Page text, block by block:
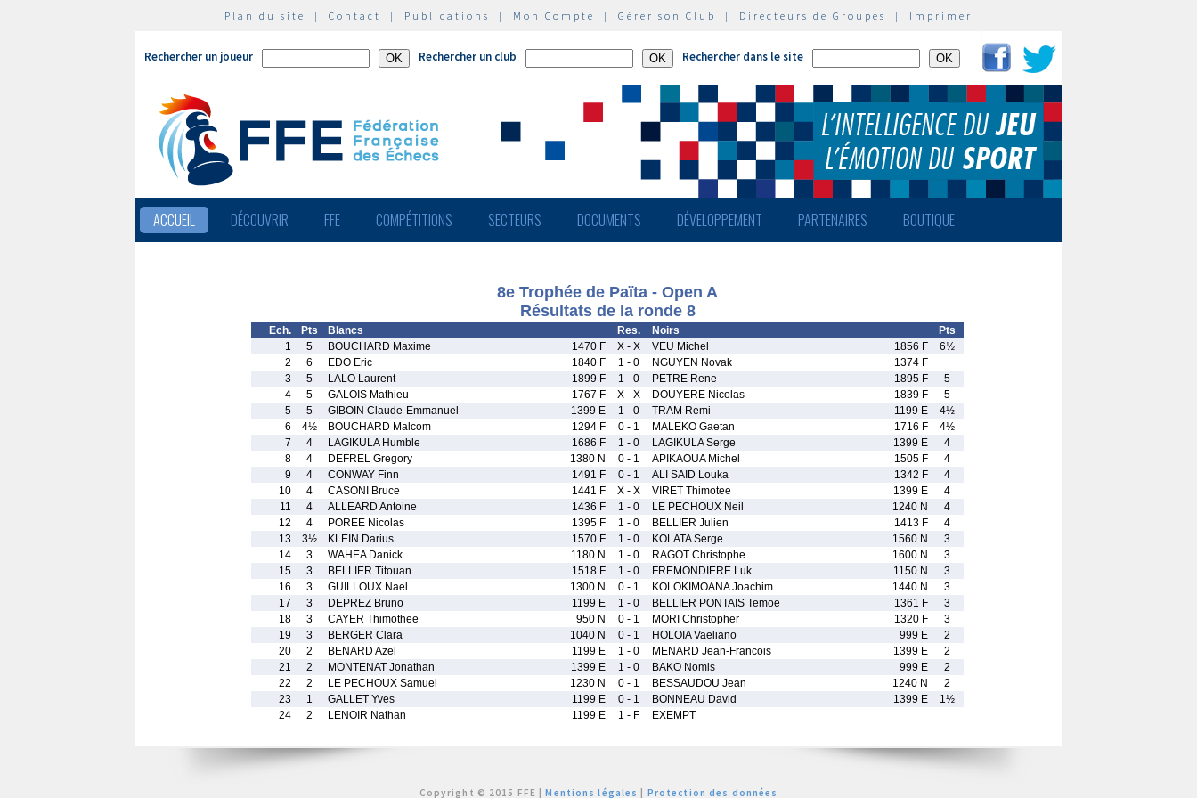
Plan du site | Contact | Publications | Mon Compte | Gérer son Club | Directeurs de Groupes | Imprimer
Rechercher un joueur Rechercher un club Rechercher dans le site
ACCUEIL DÉCOUVRIR FFE COMPÉTITIONS SECTEURS DOCUMENTS DÉVELOPPEMENT PARTENAIRES BOUTIQUE
8e Trophée de Païta - Open A
Résultats de la ronde 8
Ech. Pts Blancs Res. Noirs
Pts
1
5 BOUCHARD Maxime 1470 F X - X VEU Michel 1856 F
6½
2
6 EDO Eric 1840 F 1 - 0 NGUYEN Novak
1374 F
3
5 LALO Laurent 1899 F 1 - 0 PETRE Rene 1895 F
5
4
5 GALOIS Mathieu 1767 F X - X DOUYERE Nicolas 1839 F
5
5
5 GIBOIN Claude-Emmanuel 1399 E 1 - 0 TRAM Remi 1199 E
4½
6
4½ BOUCHARD Malcom 1294 F 0 - 1 MALEKO Gaetan 1716 F
4½
7
4 LAGIKULA Humble 1686 F 1 - 0 LAGIKULA Serge 1399 E
4
8
4 DEFREL Gregory 1380 N 0 - 1 APIKAOUA Michel 1505 F
4
9
4 CONWAY Finn 1491 F 0 - 1 ALI SAID Louka 1342 F
4
10
4 CASONI Bruce 1441 F X - X VIRET Thimotee 1399 E
4
11
4 ALLEARD Antoine 1436 F 1 - 0 LE PECHOUX Neil 1240 N
4
12
4 POREE Nicolas 1395 F 1 - 0 BELLIER Julien 1413 F
4
13
3½ KLEIN Darius 1570 F 1 - 0 KOLATA Serge 1560 N
3
14
3 WAHEA Danick 1180 N 1 - 0 RAGOT Christophe 1600 N
3
15
3 BELLIER Titouan 1518 F 1 - 0 FREMONDIERE Luk 1150 N
3
16
3 GUILLOUX Nael 1300 N 0 - 1 KOLOKIMOANA Joachim 1440 N
3
17
3 DEPREZ Bruno 1199 E 1 - 0 BELLIER PONTAIS Temoe 1361 F
3
18
3 CAYER Thimothee 950 N 0 - 1 MORI Christopher 1320 F
3
19
3 BERGER Clara 1040 N 0 - 1 HOLOIA Vaeliano 999 E
2
20
2 BENARD Azel 1199 E 1 - 0 MENARD Jean-Francois 1399 E
2
21
2 MONTENAT Jonathan 1399 E 1 - 0 BAKO Nomis 999 E
2
22
2 LE PECHOUX Samuel 1230 N 0 - 1 BESSAUDOU Jean 1240 N
2
23
1 GALLET Yves 1199 E 0 - 1 BONNEAU David 1399 E
1½
24
2 LENOIR Nathan 1199 E 1 - F EXEMPT
Copyright © 2015 FFE |Mentions légales Protection des données